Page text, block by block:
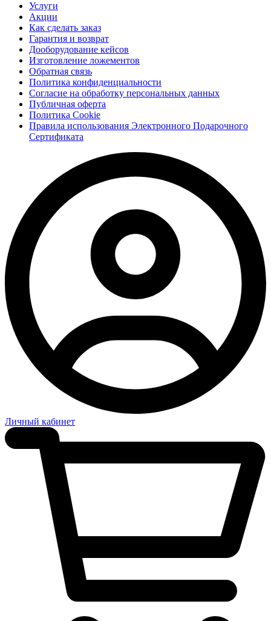
Услуги
Акции
Как сделать заказ
Гарантия и возврат
Дооборудование кейсов
Изготовление ложементов
Обратная связь
Политика конфиденциальности
Согласие на обработку персональных данных
Публичная оферта
Политика Cookie
Правила использования Электронного Подарочного
Сертификата
Личный кабинет